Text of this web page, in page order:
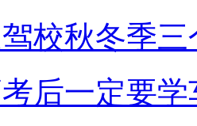
校秋冬季
后一定要学